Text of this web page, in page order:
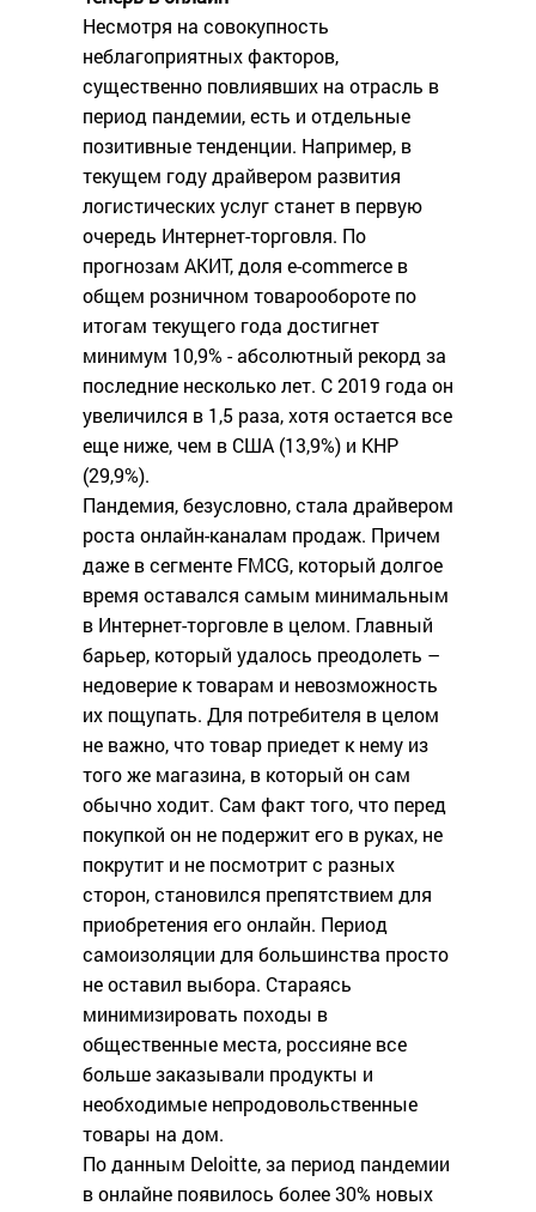
Несмотря на совокупность
неблагоприятных факторов,
существенно повлиявших на отрасль в
период пандемии, есть и отдельные
позитивные тенденции. Например, в
текущем году драйвером развития
логистических услуг станет в первую
очередь Интернет-торговля. По
прогнозам АКИТ, доля e-commerce в
общем розничном товарообороте по
итогам текущего года достигнет
минимум 10,9% - абсолютный рекорд за
последние несколько лет. С 2019 года он
увеличился в 1,5 раза, хотя остается все
еще ниже, чем в США (13,9%) и КНР
(29,9%).
Пандемия, безусловно, стала драйвером
роста онлайн-каналам продаж. Причем
даже в сегменте FMCG, который долгое
время оставался самым минимальным
в Интернет-торговле в целом. Главный
барьер, который удалось преодолеть –
недоверие к товарам и невозможность
их пощупать. Для потребителя в целом
не важно, что товар приедет к нему из
того же магазина, в который он сам
обычно ходит. Сам факт того, что перед
покупкой он не подержит его в руках, не
покрутит и не посмотрит с разных
сторон, становился препятствием для
приобретения его онлайн. Период
самоизоляции для большинства просто
не оставил выбора. Стараясь
минимизировать походы в
общественные места, россияне все
больше заказывали продукты и
необходимые непродовольственные
товары на дом.
По данным Deloitte, за период пандемии
в онлайне появилось более 30% новых